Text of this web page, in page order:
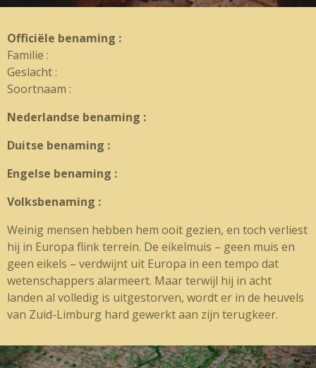
Officiële benaming :
Familie :
Geslacht :
Soortnaam :
Nederlandse benaming :
Duitse benaming :
Engelse benaming :
Volksbenaming :
Weinig mensen hebben hem ooit gezien, en toch verliest
hij in Europa flink terrein. De eikelmuis – geen muis en
geen eikels – verdwijnt uit Europa in een tempo dat
wetenschappers alarmeert. Maar terwijl hij in acht
landen al volledig is uitgestorven, wordt er in de heuvels
van Zuid-Limburg hard gewerkt aan zijn terugkeer.